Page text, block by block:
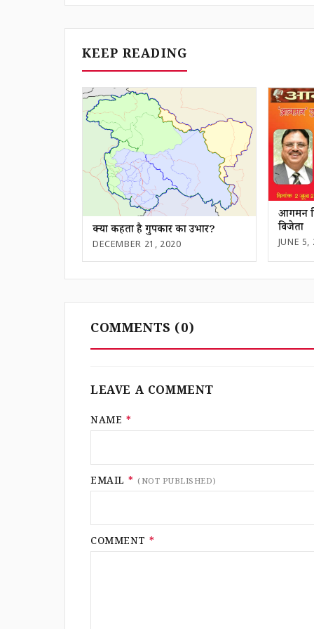
KEEP READING
क्या कहता है गुपकार का उभार?
DECEMBER 21, 2020
आगमन
विजेता
JUNE 5,
COMMENTS (0)
LEAVE A COMMENT
NAME *
EMAIL * (NOT PUBLISHED)
COMMENT *